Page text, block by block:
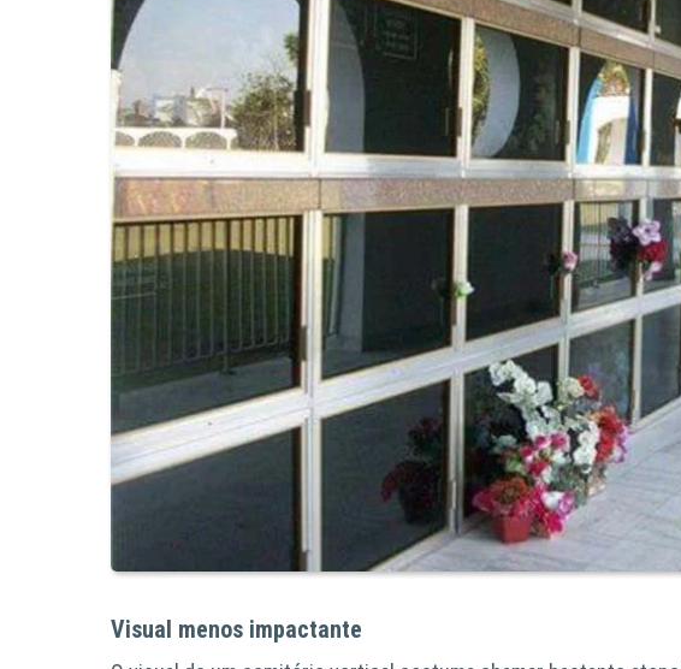
Visual menos impactante